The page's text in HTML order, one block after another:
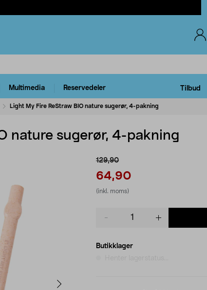
Multimedia Reservedeler Tilbud
Light My Fire ReStraw BIO nature sugerør, 4-pakning
nature sugerør, 4-pakning
129,90
64,90
(inkl. moms)
Butikklager